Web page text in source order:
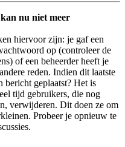
nu niet meer
hiervoor zijn: je gaf een
op (controleer de
of een beheerder heeft je
reden. Indien dit laatste
bericht geplaatst? Het is
tijd gebruikers, die nog
verwijderen. Dit doen ze om
Probeer je opnieuw te